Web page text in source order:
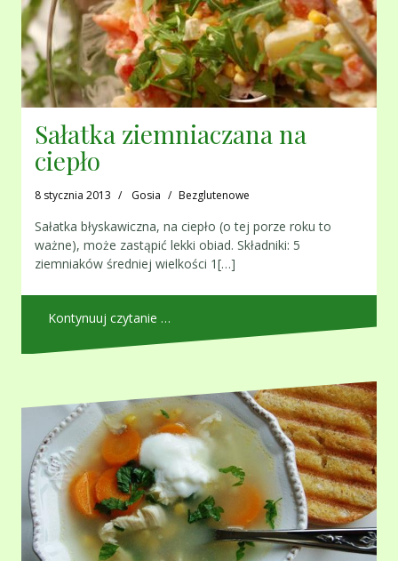
Sałatka ziemniaczana na
ciepło
8 stycznia 2013 Gosia Bezglutenowe
Sałatka błyskawiczna, na ciepło (o tej porze roku to
ważne), może zastąpić lekki obiad. Składniki: 5
ziemniaków średniej wielkości 1[…]
Kontynuuj czytanie …